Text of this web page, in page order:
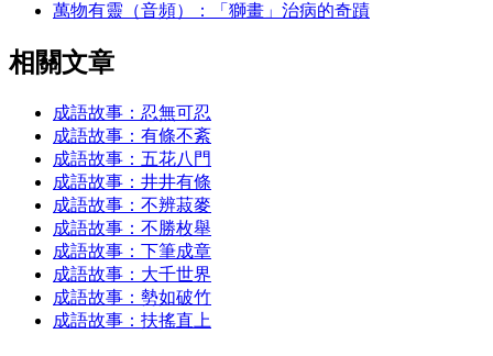
萬物有靈（音頻）：「獅畫」治病的奇蹟
相關文章
成語故事：忍無可忍
成語故事：有條不紊
成語故事：五花八門
成語故事：井井有條
成語故事：不辨菽麥
成語故事：不勝枚舉
成語故事：下筆成章
成語故事：大千世界
成語故事：勢如破竹
成語故事：扶搖直上